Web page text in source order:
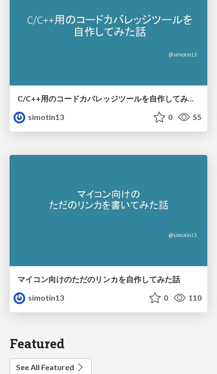
simotin13
0 55
マイコン向けのただのリンカを自作してみた話
simotin13
0 110
Featured
See All Featured